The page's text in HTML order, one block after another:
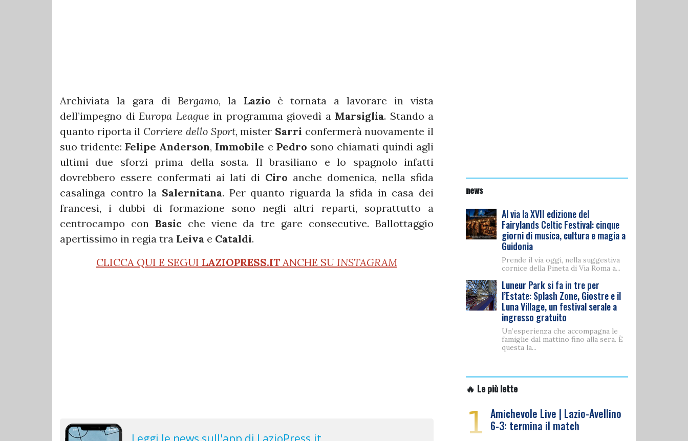
Archiviata la gara di Bergamo, la Lazio è tornata a lavorare in vista
dell’impegno di Europa League in programma giovedì a Marsiglia. Stando a
quanto riporta il Corriere dello Sport, mister Sarri confermerà nuovamente il
suo tridente:Felipe Anderson, Immobile e Pedro sono chiamati quindi agli
ultimi due sforzi prima della sosta. Il brasiliano e lo spagnolo infatti
dovrebbero essere confermati ai lati di Ciro anche domenica, nella sfida
casalinga contro la Salernitana. Per quanto riguarda la sfida in casa dei
francesi, i dubbi di formazione sono negli altri reparti, soprattutto a
centrocampo con Basic che viene da tre gare consecutive. Ballottaggio
apertissimo in regia tra Leiva e Cataldi.
CLICCA QUI E SEGUI LAZIOPRESS.IT ANCHE SU INSTAGRAM
news
Al via la XVII edizione del
Fairylands Celtic Festival: cinque
giorni di musica, cultura e magia a
Guidonia
Prende il via oggi, nella suggestiva
cornice della Pineta di Via Roma a...
Luneur Park si fa in tre per
l’Estate: Splash Zone, Giostre e il
Luna Village, un festival serale a
ingresso gratuito
Un’esperienza che accompagna le
famiglie dal mattino fino alla sera. È
questa la...
🔥 Le più lette
1 Amichevole Live | Lazio-Avellino
6-3: termina il match